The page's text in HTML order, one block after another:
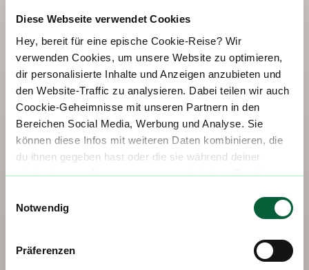
Diese Webseite verwendet Cookies
Hey, bereit für eine epische Cookie-Reise? Wir
verwenden Cookies, um unsere Website zu optimieren,
dir personalisierte Inhalte und Anzeigen anzubieten und
den Website-Traffic zu analysieren. Dabei teilen wir auch
Coockie-Geheimnisse mit unseren Partnern in den
Bereichen Social Media, Werbung und Analyse. Sie
können diese Infos mit weiteren Daten kombinieren, die
du ihnen gegeben hast oder die sie während deiner
wilden Internet-Abenteuer gesammelt haben. Begleite
Notwendig
Präferenzen
3. Schmerzlinderung bei Fibromyalgie
In einer Studie mit 20 Fibromyalgie-Patient:innen
medizinisches Cannabis inhalieren, zeigte sich: Eine
einzelne Dosis brachte nur eine leichte
Schmerzreduktion. Die Teilnehmenden, die die Sorte
Bediol (13,4 mg THC und 17,8 mg CBD) verwendeten,
berichteten jedoch von deutlich spürbarer Linderung.
Bei 90 % dieser Gruppe sank die subjektiv
empfundene Schmerzintensität um etwa 30 %. Die
Ergebnisse deuten darauf hin, dass bestimmte
Cannabis-Sorten bei spezifischen Schmerzformen
besonders wirksam sein können. [4]